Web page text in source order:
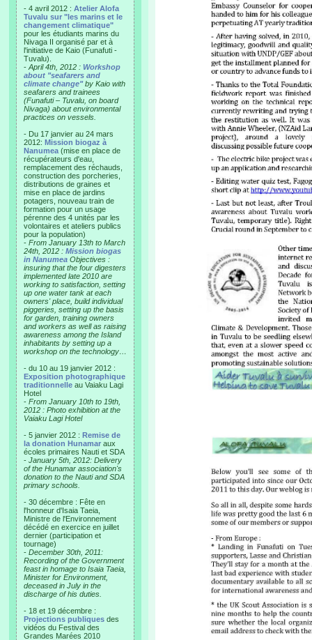
- 4 avril 2012 : Atelier Alofa
Tuvalu sur "les marins et le
changement climatique"
pour les étudiants marins du
Nivaga II organisé par et à
l'initiative de Kaio (Funafuti -
Tuvalu).
- April 4th, 2012 : Workshop
about "seafarers and
climate change"by Kaio with
seafarers and trainees
(Funafuti – Tuvalu, on board
Nivaga) about environmental
practices on vessels.
- Du 17 janvier au 24 mars
2012: Mission biogaz à
Nanumea (mise en place de
récupérateurs d'eau,
remplacement des réchauds,
construction des porcheries,
distributions de graines et
mise en place de jardins
potagers, nouveau train de
formation pour un usage
pérenne des 4 unités par les
volontaires et ateliers publics
pour la population)
- From January 13th to March
24th, 2012 : Mission biogas
in Nanumea Objectives :
insuring that the four digesters
implemented late 2010 are
working to satisfaction, setting
up one water tank at each
owners' place, build individual
piggeries, setting up the basis
for garden, training owners
and workers as well as raising
awareness among the Island
inhabitants by setting up a
workshop on the technology…
- du 10 au 19 janvier 2012 :
Exposition photographique
traditionnelle au Vaiaku Lagi
Hotel
- From January 10th to 19th,
2012 : Photo exhibition at the
Vaiaku Lagi Hotel
- 5 janvier 2012 : Remise de
la donation Hunamar aux
écoles primaires Nauti et SDA
- January 5th, 2012: Delivery
of the Hunamar association's
donation to the Nauti and SDA
primary schools.
- 30 décembre : Fête en
l'honneur d'Isaia Taeia,
Ministre de l'Environnement
décédé en exercice en juillet
dernier (participation et
tournage)
- December 30th, 2011:
Recording of the Government
feast in homage to Isaia Taeia,
Minister for Environment,
deceased in July in the
discharge of his duties.
- 18 et 19 décembre :
Projections publiques des
vidéos du Festival des
Grandes Marées 2010